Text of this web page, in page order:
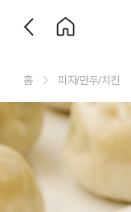
홈 피자/만두/치킨